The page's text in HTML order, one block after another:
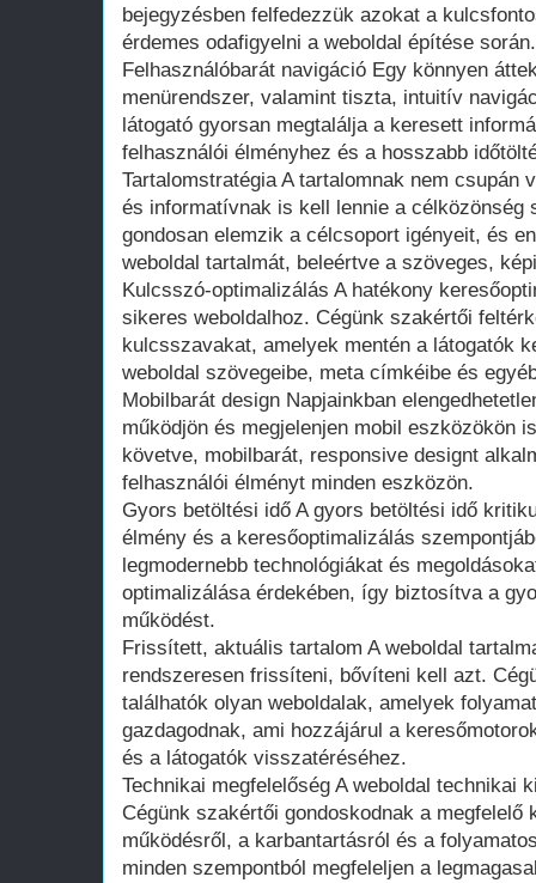
bejegyzésben felfedezzük azokat a
érdemes odafigyelni a weboldal építése során.
Felhasználóbarát navigáció Egy könnyen
menürendszer, valamint tiszta, intuitív
látogató gyorsan megtalálja a keresett
felhasználói élményhez és a hosszabb
Tartalomstratégia A tartalomnak nem csupán
és informatívnak is kell lennie a célközönség
gondosan elemzik a célcsoport igényeit, és
weboldal tartalmát, beleértve a szöveges,
Kulcsszó-optimalizálás A hatékony
sikeres weboldalhoz. Cégünk szakértői
kulcsszavakat, amelyek mentén a látogatók
weboldal szövegeibe, meta címkéibe és
Mobilbarát design Napjainkban
működjön és megjelenjen mobil eszközökön
követve, mobilbarát, responsive designt
felhasználói élményt minden eszközön.
Gyors betöltési idő A gyors betöltési idő
élmény és a keresőoptimalizálás
legmodernebb technológiákat és
optimalizálása érdekében, így biztosítva a
működést.
Frissített, aktuális tartalom A weboldal
rendszeresen frissíteni, bővíteni kell azt.
találhatók olyan weboldalak, amelyek
gazdagodnak, ami hozzájárul a
és a látogatók visszatéréséhez.
Technikai megfelelőség A weboldal technikai
Cégünk szakértői gondoskodnak a megfelelő
működésről, a karbantartásról és a
minden szempontból megfeleljen a